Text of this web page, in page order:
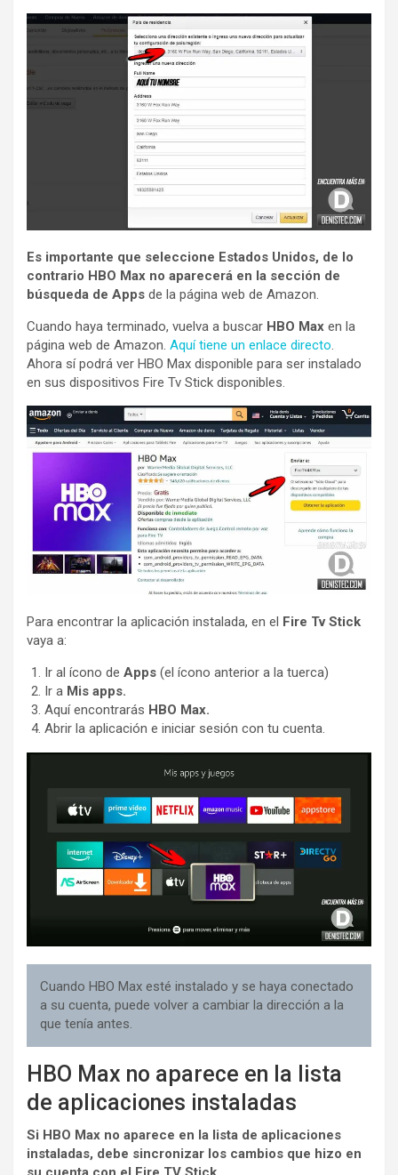
Es importante que seleccione Estados Unidos, de lo
contrario HBO Max no aparecerá en la sección de
búsqueda de Apps de la página web de Amazon.
Cuando haya terminado, vuelva a buscar HBO Max en la
página web de Amazon. Aquí tiene un enlace directo.
Ahora sí podrá ver HBO Max disponible para ser instalado
en sus dispositivos Fire Tv Stick disponibles.
Para encontrar la aplicación instalada, en el Fire Tv Stick
vaya a:
Ir al ícono de Apps (el ícono anterior a la tuerca)
Ir a Mis apps.
Aquí encontrarás HBO Max.
Abrir la aplicación e iniciar sesión con tu cuenta.
Cuando HBO Max esté instalado y se haya conectado
a su cuenta, puede volver a cambiar la dirección a la
que tenía antes.
HBO Max no aparece en la lista
de aplicaciones instaladas
Si HBO Max no aparece en la lista de aplicaciones
instaladas, debe sincronizar los cambios que hizo en